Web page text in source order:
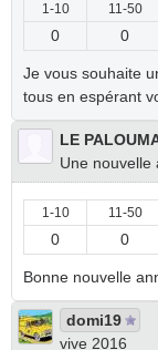
1-10 11-50
0 0
Je vous souhaite
tous en espérant
LE
Une nouvelle
1-10 11-50
0 0
Bonne nouvelle
domi19
vive 2016